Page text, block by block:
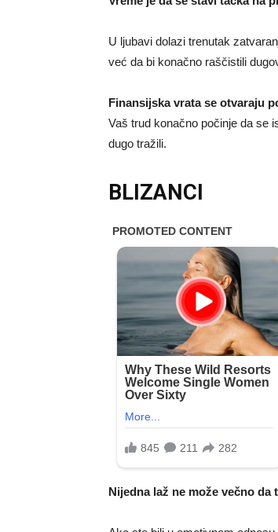
U ljubavi dolazi trenutak
već da bi konačno raščistili
Finansijska vrata se otvaraju
Vaš trud konačno počinje da se
dugo tražili.
BLIZANCI
Nijedna laž ne može večno da